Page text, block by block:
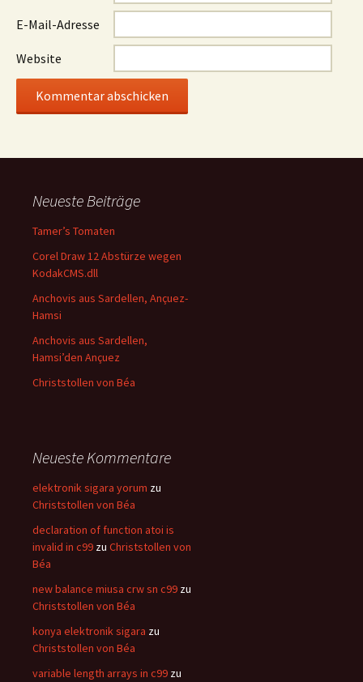
E-Mail-Adresse
Website
Neueste Beiträge
Tamer’s Tomaten
Corel Draw 12 Abstürze wegen
KodakCMS.dll
Anchovis aus Sardellen, Ançuez-
Hamsi
Anchovis aus Sardellen,
Hamsi’den Ançuez
Christstollen von Béa
Neueste Kommentare
elektronik sigara yorum zu
Christstollen von Béa
declaration of function atoi is
invalid in c99 zu Christstollen von
Béa
new balance miusa crw sn c99 zu
Christstollen von Béa
konya elektronik sigara zu
Christstollen von Béa
variable length arrays in c99 zu